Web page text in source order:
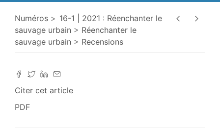
Numéros
16-1 | 2021 : Réenchanter le
sauvage urbain
Réenchanter le
sauvage urbain
Recensions
Citer cet article
PDF